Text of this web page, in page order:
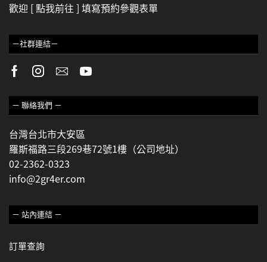
歡迎 [ 點我前往 ] 填寫預約參觀表單
－社群連結－
－ 聯絡我們 －
台灣台北市大安區
羅斯福路三段269巷72號1樓（公司地址）
02-2362-0323
info@2gr4er.com
－ 站內連結 －
訂單查詢